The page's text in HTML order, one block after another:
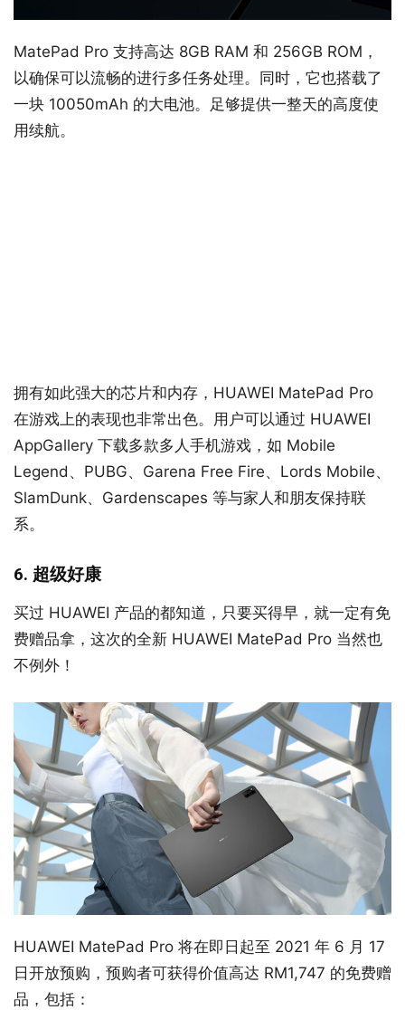
MatePad Pro 支持高达 8GB​​ RAM 和 256GB ROM，
以确保可以流畅的进行多任务处理。同时，它也搭载了
一块 10050mAh 的大电池。足够提供一整天的高度使
用续航。
拥有如此强大的芯片和内存，HUAWEI MatePad Pro
在游戏上的表现也非常出色。用户可以通过 HUAWEI
AppGallery 下载多款多人手机游戏，如 Mobile
Legend、PUBG、Garena Free Fire、Lords Mobile、
SlamDunk、Gardenscapes 等与家人和朋友保持联
系。
6. 超级好康
买过 HUAWEI 产品的都知道，只要买得早，就一定有免
费赠品拿，这次的全新 HUAWEI MatePad Pro 当然也
不例外！
HUAWEI MatePad Pro 将在即日起至 2021 年 6 月 17
日开放预购，预购者可获得价值高达 RM1,747 的免费赠
品，包括：